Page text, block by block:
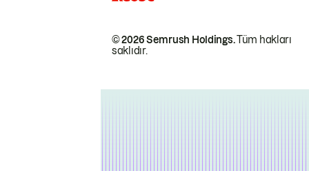
© 2026 Semrush Holdings.Tüm hakları
saklıdır.